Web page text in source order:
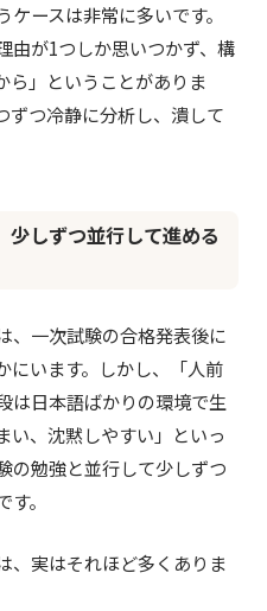
ースは非常に多いです。
由が1つしか思いつかず、構
ら」ということがありま
ずつ冷静に分析し、潰して
少しずつ並行して進める
、一次試験の合格発表後に
にいます。しかし、「人前
は日本語ばかりの環境で生
い、沈黙しやすい」といっ
の勉強と並行して少しずつ
。
、実はそれほど多くありま